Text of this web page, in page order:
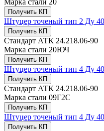
Получить КП
Штуцер точеный тип 2 Ду
Получить КП
Стандарт АТК 24.218.06-90
Марка стали 20ЮЧ
Получить КП
Штуцер точеный тип 4 Ду
Получить КП
Стандарт АТК 24.218.06-90
Марка стали 09Г2С
Получить КП
Штуцер точеный тип 4 Ду
Получить КП